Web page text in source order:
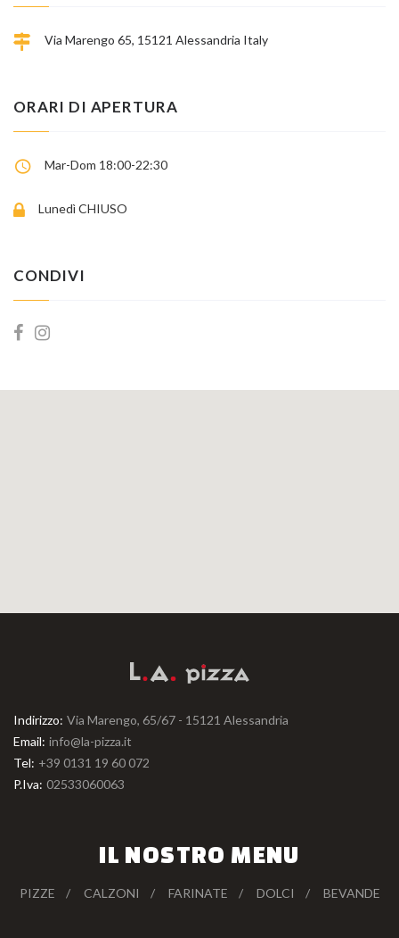
Via Marengo 65, 15121 Alessandria Italy
ORARI DI APERTURA
Mar-Dom 18:00-22:30
Lunedì CHIUSO
CONDIVI
Indirizzo: Via Marengo, 65/67 - 15121 Alessandria
Email: info@la-pizza.it
Tel: +39 0131 19 60 072
P.Iva: 02533060063
IL NOSTRO MENU
PIZZE CALZONI FARINATE DOLCI BEVANDE